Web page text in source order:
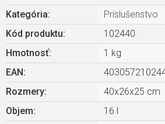
Kategória:
Príslušenstvo
Kód produktu:
102440
Hmotnosť:
1 kg
EAN :
Rozmery:
40x26x25 cm
Objem:
16 l